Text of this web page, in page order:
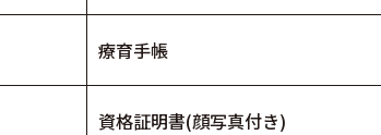
療育手帳
資格証明書(顔写真付き)